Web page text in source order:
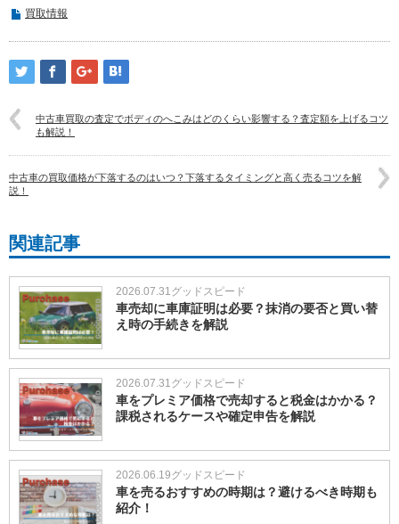
買取情報
中古車買取の査定でボディのへこみはどのくらい影響する？査定額を上げるコツ
も解説！
中古車の買取価格が下落するのはいつ？下落するタイミングと高く売るコツを解
説！
関連記事
2026.07.31 グッドスピード
車売却に車庫証明は必要？抹消の要否と買い替
え時の手続きを解説
2026.07.31 グッドスピード
車をプレミア価格で売却すると税金はかかる？
課税されるケースや確定申告を解説
2026.06.19グッドスピード
車を売るおすすめの時期は？避けるべき時期も
紹介！